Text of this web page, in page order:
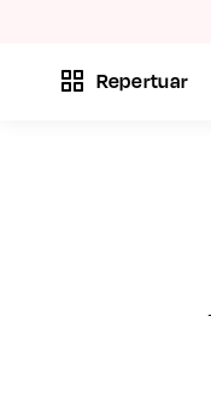
Repertuar